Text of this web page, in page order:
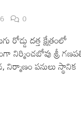
0
దత్త క్షేత్రంలో
నిర్మించబోవు శ్రీ
పనులు స్థానిక